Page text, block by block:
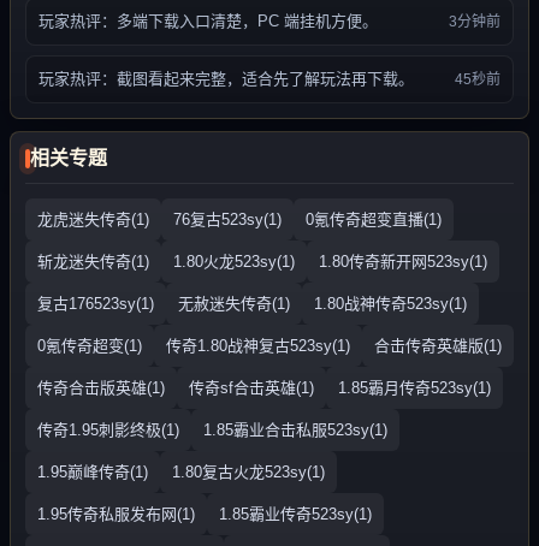
玩家热评：多端下载入口清楚，PC 端挂机方便。 3分钟前
玩家热评：截图看起来完整，适合先了解玩法再下载。 45秒前
相关专题
龙虎迷失传奇(1) 76复古523sy(1) 0氪传奇超变直播(1)
斩龙迷失传奇(1) 1.80火龙523sy(1) 1.80传奇新开网523sy(1)
复古176523sy(1) 无赦迷失传奇(1) 1.80战神传奇523sy(1)
0氪传奇超变(1) 传奇1.80战神复古523sy(1) 合击传奇英雄版(1)
传奇合击版英雄(1) 传奇sf合击英雄(1) 1.85霸月传奇523sy(1)
传奇1.95刺影终极(1) 1.85霸业合击私服523sy(1)
1.95巅峰传奇(1) 1.80复古火龙523sy(1)
1.95传奇私服发布网(1) 1.85霸业传奇523sy(1)